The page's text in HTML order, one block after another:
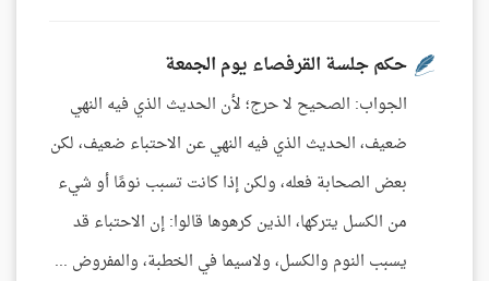
حكم جلسة القرفصاء يوم الجمعة
الجواب: الصحيح لا حرج؛ لأن الحديث الذي فيه النهي
ضعيف، الحديث الذي فيه النهي عن الاحتباء ضعيف، لكن
بعض الصحابة فعله، ولكن إذا كانت تسبب نومًا أو شيء
من الكسل يتركها، الذين كرهوها قالوا: إن الاحتباء قد
يسبب النوم والكسل، ولاسيما في الخطبة، والمفروض ...